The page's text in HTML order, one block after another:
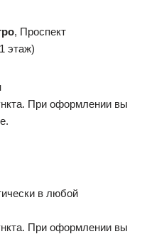
, Проспект
этаж)
При оформлении вы
в любой
При оформлении вы